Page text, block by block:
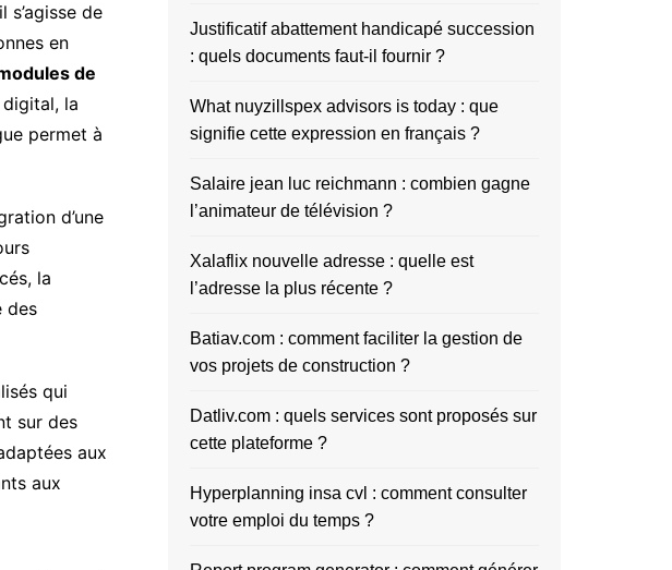
s’agisse de
en
de
la
permet à
d’une
la
des
qui
sur des
aux
aux
Justificatif abattement handicapé succession
: quels documents faut-il fournir ?
What nuyzillspex advisors is today : que
signifie cette expression en français ?
Salaire jean luc reichmann : combien gagne
l’animateur de télévision ?
Xalaflix nouvelle adresse : quelle est
l’adresse la plus récente ?
Batiav.com : comment faciliter la gestion de
vos projets de construction ?
Datliv.com : quels services sont proposés sur
cette plateforme ?
Hyperplanning insa cvl : comment consulter
votre emploi du temps ?